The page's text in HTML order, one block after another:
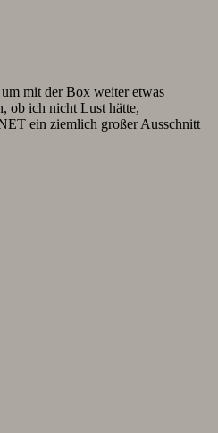
mit der Box weiter etwas
ob ich nicht Lust hätte,
ein ziemlich großer Ausschnitt